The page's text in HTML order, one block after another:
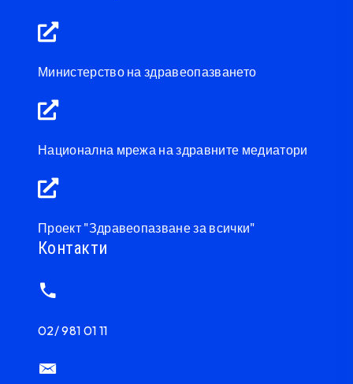
Министерство на здравеопазването
Национална мрежа на здравните медиатори
Проект "Здравеопазване за всички"
Контакти
02/ 981 01 11